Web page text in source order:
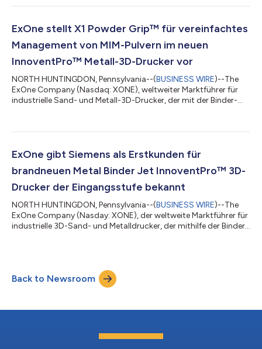
das Produkte aus High-Tech-Materialien, einschließlich
System für Metall erworben hat. Das neue X1 25Pro
Metalldrucksystem wird in der Schu...
ExOne stellt X1 Powder Grip™ für vereinfachtes
Management von MIM-Pulvern im neuen
InnoventPro™ Metall-3D-Drucker vor
NORTH HUNTINGDON, Pennsylvania--(BUSINESS WIRE)--The
ExOne Company (Nasdaq: XONE), weltweiter Marktführer für
industrielle Sand- und Metall-3D-Drucker, der mit der Binder-
Pulverbehältnis, das einen Teil des innovativen
Drucker InnoventPro™ darstellt. Der weltweit erste der
InnoventPro Metall-3D-Drucker mit X1 Powder Grip...
ExOne gibt Siemens als Erstkunden für
brandneuen Metal Binder Jet InnoventPro™ 3D-
Drucker der Eingangsstufe bekannt
NORTH HUNTINGDON, Pennsylvania--(BUSINESS WIRE)--The
ExOne Company (Nasday: XONE), der weltweite Marktführer für
industrielle 3D-Sand- und Metalldrucker, der mithilfe der Binder-
zum Kauf vorreservieren. Der InnoventPro ist das
fortgeschrittenste Einstiegsmodell für den Metall-Binder-Jet-
Druck – entworfen für die einfa...
Back to Newsroom